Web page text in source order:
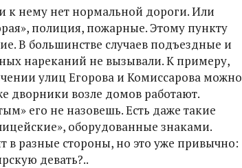
к нему нет нормальной дороги. Или
полиция, пожарные. Этому пункту
В большинстве случаев подъездные и
нареканий не вызывали. К примеру,
улиц Егорова и Комиссарова можно
дворники возле домов работают.
его не назовешь. Есть даже такие
оборудованные знаками.
в разные стороны, но это уже привычно:
девать?..